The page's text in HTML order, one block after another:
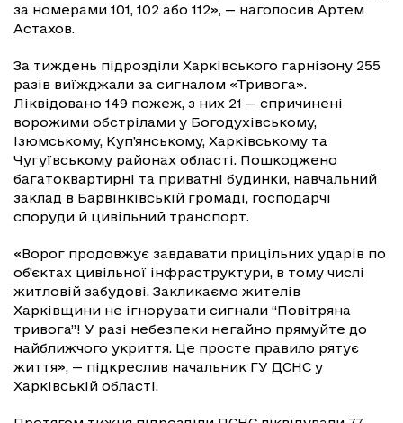
за номерами 101, 102 або 112», — наголосив Артем
Астахов.
За тиждень підрозділи Харківського гарнізону 255
разів виїжджали за сигналом «Тривога».
Ліквідовано 149 пожеж, з них 21 — спричинені
ворожими обстрілами у Богодухівському,
Ізюмському, Куп’янському, Харківському та
Чугуївському районах області. Пошкоджено
багатоквартирні та приватні будинки, навчальний
заклад в Барвінківській громаді, господарчі
споруди й цивільний транспорт.
«Ворог продовжує завдавати прицільних ударів по
об'єктах цивільної інфраструктури, в тому числі
житловій забудові. Закликаємо жителів
Харківщини не ігнорувати сигнали “Повітряна
тривога”! У разі небезпеки негайно прямуйте до
найближчого укриття. Це просте правило рятує
життя», — підкреслив начальник ГУ ДСНС у
Харківській області.